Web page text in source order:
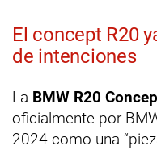
El concept R20
de intenciones
La BMW R20
oficialmente por
2024 como una